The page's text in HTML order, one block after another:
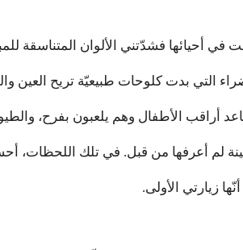
في أحيائها فشدّتني الألوان المتناسقة
التي بدت كلوحات طبيعيّة تريح العين
أراقب الأطفال وهم يلعبون بفرح،
لم أعرفها من قبل. في تلك اللحظات،
زيارتي الأولى.